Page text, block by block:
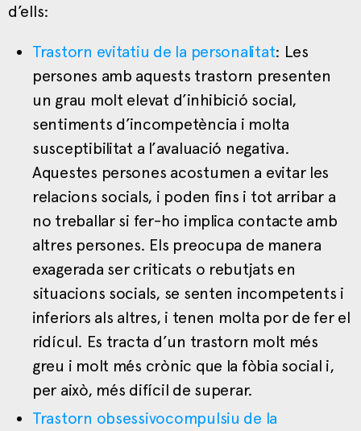
d’ells:
Trastorn evitatiu de la personalitat: Les
persones amb aquests trastorn presenten
un grau molt elevat d’inhibició social,
sentiments d’incompetència i molta
susceptibilitat a l’avaluació negativa.
Aquestes persones acostumen a evitar les
relacions socials, i poden fins i tot arribar a
no treballar si fer-ho implica contacte amb
altres persones. Els preocupa de manera
exagerada ser criticats o rebutjats en
situacions socials, se senten incompetents i
inferiors als altres, i tenen molta por de fer el
ridícul. Es tracta d’un trastorn molt més
greu i molt més crònic que la fòbia social i,
per això, més difícil de superar.
Trastorn obsessivocompulsiu de la